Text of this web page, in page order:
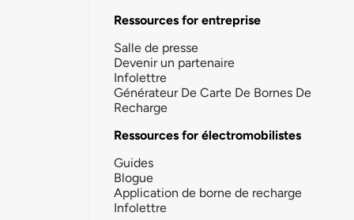
Ressources for entreprise
Salle de presse
Devenir un partenaire
Infolettre
Générateur De Carte De Bornes De
Recharge
Ressources for électromobilistes
Guides
Blogue
Application de borne de recharge
Infolettre